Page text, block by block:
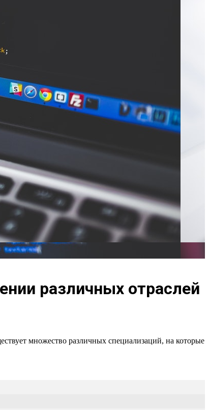
различных отраслей
множество различных специализаций, на которые